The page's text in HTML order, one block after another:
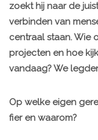
zoekt hij naar de
verbinden van
centraal staan. Wie
projecten en hoe
vandaag? We
Op welke eigen
fier en waarom?